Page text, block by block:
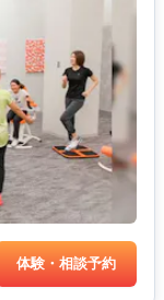
体験・相談予約